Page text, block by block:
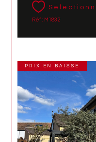
Réf : M1832
PRIX EN BAISSE